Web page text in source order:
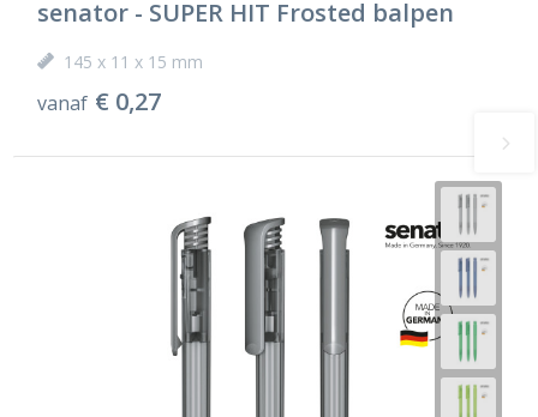
senator - SUPER HIT Frosted balpen
145 x 11 x 15 mm
vanaf € 0,27